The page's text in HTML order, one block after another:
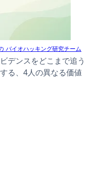
バイオハッキング研究チーム
デンスをどこまで追う
る、4人の異なる価値